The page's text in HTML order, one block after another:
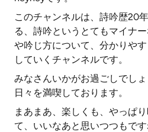
このチャンネルは、詩吟歴20
る、詩吟というとてもマイナ
や吟じ方について、分かりや
していくチャンネルです。
みなさんいかがお過ごしでし
日々を満喫しております。
まあまあ、楽しくも、やっぱ
て、いいなあと思いつつもで